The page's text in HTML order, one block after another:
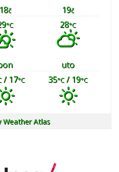
18č 19č
°C 28°C
uto
/ 17°C 35°C/ 19°C
Weather Atlas